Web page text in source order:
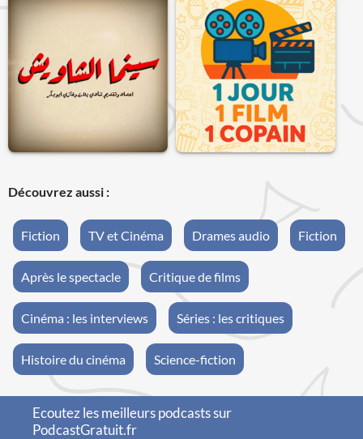
Découvrez aussi :
Fiction TV et Cinéma Drames audio Fiction
Après le spectacle Critique de films
Cinéma : les interviews Séries : les critiques
Histoire du cinéma Science-fiction
Ecoutez les meilleurs podcasts sur
PodcastGratuit.fr